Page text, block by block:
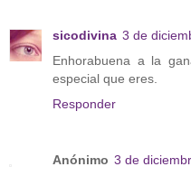
sicodivina 3 de
Enhorabuena a la
especial que eres.
Responder
Anónimo 3 de